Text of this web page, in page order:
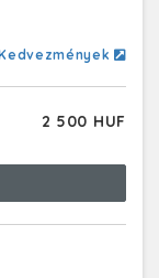
2 500 HUF